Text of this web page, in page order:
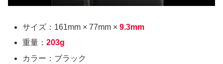
サイズ：161mm × 77mm × 9.3mm
重量：203g
カラー：ブラック